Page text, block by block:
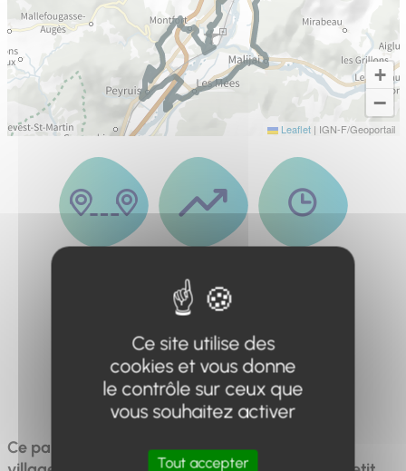
+
−
Leaflet | IGN-F/Geoportail
Difficulté
Difficile
Ce parcours vous permet de traverser plusieurs
Ce site utilise des
cookies et vous donne
le contrôle sur ceux que
vous souhaitez activer
Tout accepter